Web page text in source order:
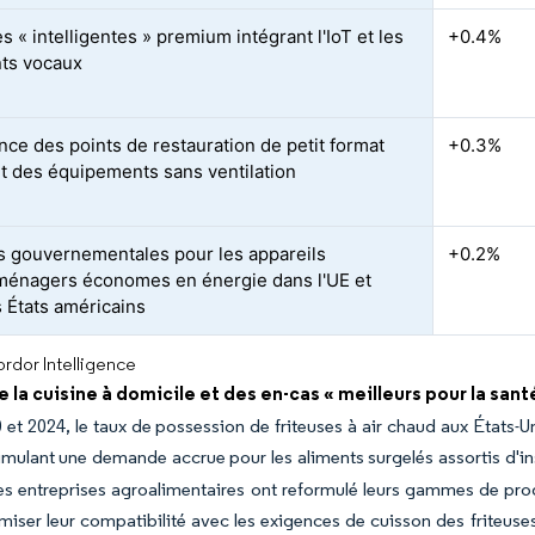
« intelligentes » premium intégrant l'IoT et les
vocaux
+0.4%
des points de restauration de petit format
des équipements sans ventilation
+0.3%
gouvernementales pour les appareils
économes en énergie dans l'UE et
américains
+0.2%
Intelligence
la cuisine à domicile et des en-cas « meilleurs pour la
et 2024, le taux de possession de friteuses à air chaud aux
une demande accrue pour les aliments surgelés assortis
entreprises agroalimentaires ont reformulé leurs gammes de
leur compatibilité avec les exigences de cuisson des